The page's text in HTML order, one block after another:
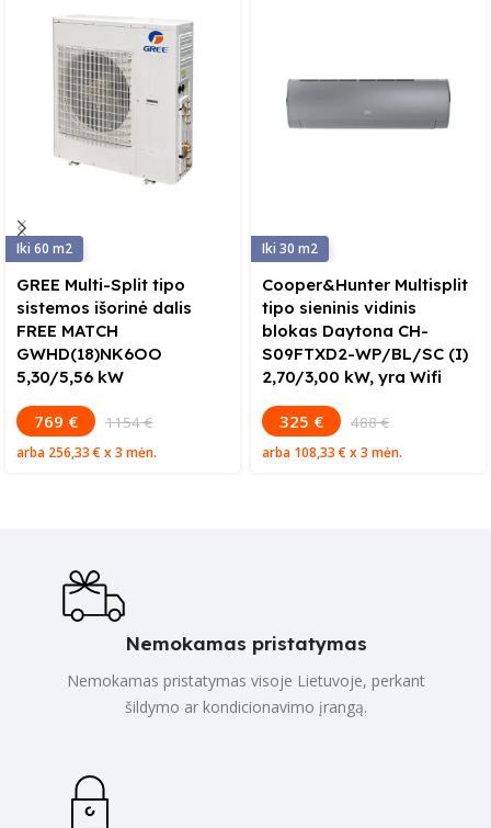
60
GREE Multi-Split tipo
sistemos išorinė dalis
FREE MATCH
GWHD(18)NK6OO
5,30/5,56 kW
769 € 1154 €
arba 256,33 €x 3 mėn.
30
Cooper&Hunter Multisplit
tipo sieninis vidinis
blokas Daytona CH-
S09FTXD2-WP/BL/SC (I)
2,70/3,00 kW, yra Wifi
325 € 488 €
arba 108,33 €x 3 mėn.
Nemokamas pristatymas
Nemokamas pristatymas visoje Lietuvoje, perkant
šildymo ar kondicionavimo įrangą.